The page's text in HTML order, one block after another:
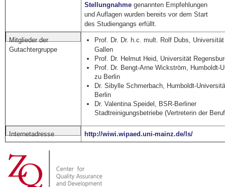
Stellungnahme genannten Empfehlungen
und Auflagen wurden bereits vor dem Start
des Studiengangs erfüllt.
Mitglieder der
Gutachtergruppe
Prof. Dr. Dr. h.c. mult. Rolf Dubs,
Gallen
Prof. Dr. Helmut Heid, Universität
Prof. Dr. Bengt-Arne Wickström, Humboldt-
zu Berlin
Dr. Sibylle Schmerbach, Humboldt-
Berlin
Dr. Valentina Speidel, BSR-Berliner
Stadtreinigungsbetriebe (Vertreterin der
Internetadresse http://wiwi.wipaed.uni-mainz.de/ls/